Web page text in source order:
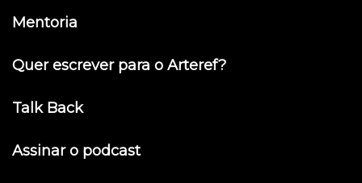
Mentoria
Quer escrever para o Arteref?
Talk Back
Assinar o podcast